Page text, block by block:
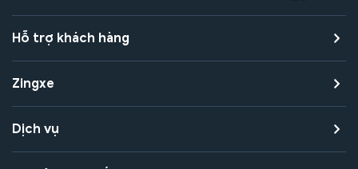
Hỗ trợ khách hàng
Zingxe
Dịch vụ